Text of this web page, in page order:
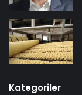
Kategoriler